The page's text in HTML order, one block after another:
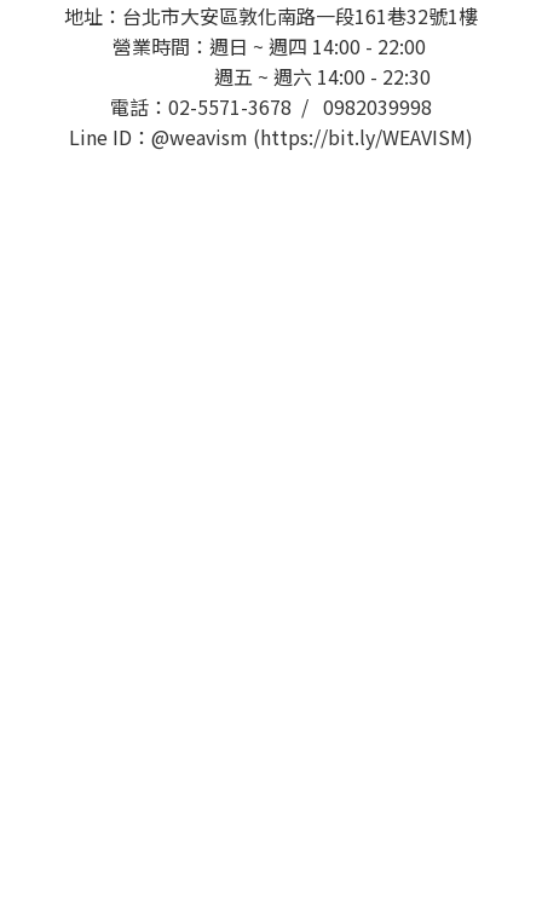
地址：台北市大安區敦化南路一段161巷32號1樓
營業時間：週日 ~ 週四 14:00 - 22:00
週五 ~ 週六 14:00 - 22:30
電話：02-5571-3678 / 0982039998
Line ID：@weavism (https://bit.ly/WEAVISM)